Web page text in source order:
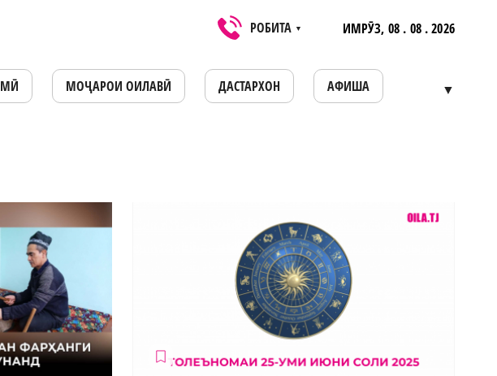
РОБИТА ▼ ИМРӮЗ, 08 . 08 . 2026
МОҶАРОИ ОИЛАВӢ ДАСТАРХОН АФИША ▼